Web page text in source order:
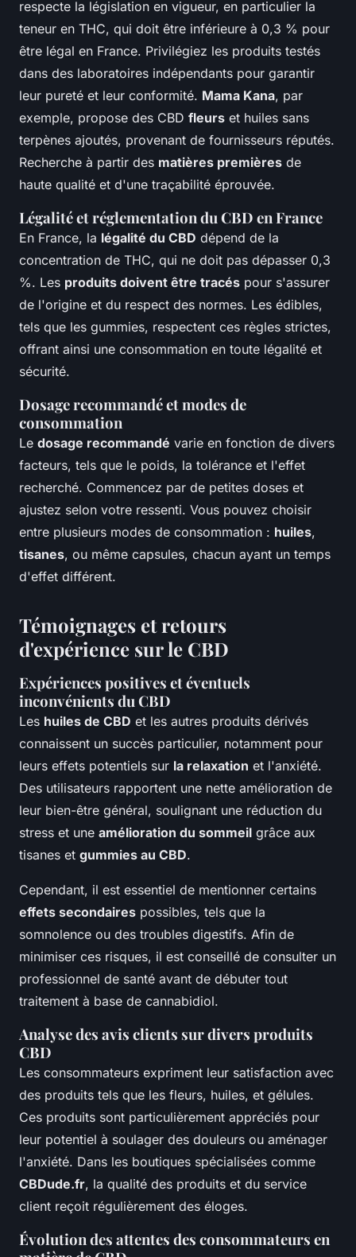
respecte la législation en vigueur, en particulier la
teneur en THC, qui doit être inférieure à 0,3 % pour
être légal en France. Privilégiez les produits testés
dans des laboratoires indépendants pour garantir
leur pureté et leur conformité. Mama Kana, par
exemple, propose des CBD fleurs et huiles sans
terpènes ajoutés, provenant de fournisseurs réputés.
Recherche à partir des matières premières de
haute qualité et d'une traçabilité éprouvée.
Légalité et réglementation du CBD en France
En France, la légalité du CBD dépend de la
concentration de THC, qui ne doit pas dépasser 0,3
%. Les produits doivent être tracés pour s'assurer
de l'origine et du respect des normes. Les édibles,
tels que les gummies, respectent ces règles strictes,
offrant ainsi une consommation en toute légalité et
sécurité.
Dosage recommandé et modes de
consommation
Le dosage recommandé varie en fonction de divers
facteurs, tels que le poids, la tolérance et l'effet
recherché. Commencez par de petites doses et
ajustez selon votre ressenti. Vous pouvez choisir
entre plusieurs modes de consommation : huiles,
tisanes, ou même capsules, chacun ayant un temps
d'effet différent.
Témoignages et retours
d'expérience sur le CBD
Expériences positives et éventuels
inconvénients du CBD
Les huiles de CBD et les autres produits dérivés
connaissent un succès particulier, notamment pour
leurs effets potentiels sur la relaxation et l'anxiété.
Des utilisateurs rapportent une nette amélioration de
leur bien-être général, soulignant une réduction du
stress et une amélioration du sommeil grâce aux
tisanes et gummies au CBD.
Cependant, il est essentiel de mentionner certains
effets secondaires possibles, tels que la
somnolence ou des troubles digestifs. Afin de
minimiser ces risques, il est conseillé de consulter un
professionnel de santé avant de débuter tout
traitement à base de cannabidiol.
Analyse des avis clients sur divers produits
CBD
Les consommateurs expriment leur satisfaction avec
des produits tels que les fleurs, huiles, et gélules.
Ces produits sont particulièrement appréciés pour
leur potentiel à soulager des douleurs ou aménager
l'anxiété. Dans les boutiques spécialisées comme
CBDude.fr, la qualité des produits et du service
client reçoit régulièrement des éloges.
Évolution des attentes des consommateurs en